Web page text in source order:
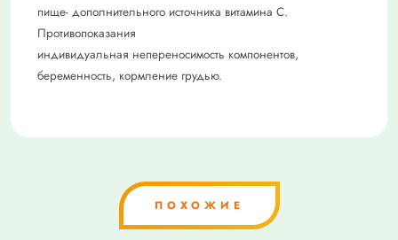
пище- дополнительного источника витамина С.
Противопоказания
индивидуальная непереносимость компонентов,
беременность, кормление грудью.
ПОХОЖИЕ